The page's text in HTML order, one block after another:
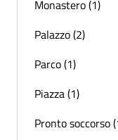
Monastero (1)
Palazzo (2)
Parco (1)
Piazza (1)
Pronto soccorso